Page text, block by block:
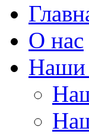
О нас
Наши